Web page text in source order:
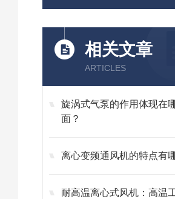
相关文章
ARTICLES
旋涡式气泵的作用体现在
面？
离心变频通风机的特点有
耐高温离心式风机：高温